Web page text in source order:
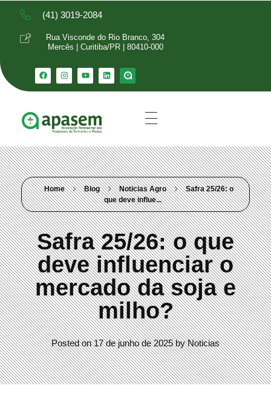
(41) 3019-2084
Rua Visconde do Rio Branco, 304
Mercês | Curitiba/PR | 80410-000
Home Blog Noticias Agro
Safra 25/26: o
que deve influe...
Safra 25/26: o que
deve influenciar o
mercado da soja e
milho?
Posted on 17 de junho de 2025 by Noticias